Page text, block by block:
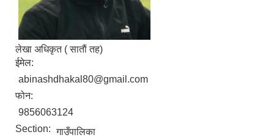
लेखा अधिकृत ( साताैं तह)
ईमेल:
abinashdhakal80@gmail.com
फोन:
9856063124
Section: गाउँपालिका